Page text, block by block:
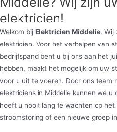
elektricien!
Welkom bij Elektricien Middelie. Wij
elektricien. Voor het verhelpen van
bedrijfspand bent u bij ons aan het
hebben, maakt het mogelijk om uw
voor u uit te voeren. Door ons team
elektriciens in Middelie kunnen we u
hoeft u nooit lang te wachten op
stroomstoring of een nieuwe groep